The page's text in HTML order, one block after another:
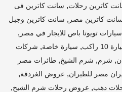
كاترين رحلات, سانت كاترين فى
كاترين مصر , سانت كاترين وجبل
سيارات تويوتا باص للايجار في مصر ,
10 راكب , سيارة خاصة, شركات
, شرم, شرم الشيخ, طائرات مصر
مصر للطيران, عروض الغردقة,
دهب, عروض رحلات شرم الشيخ,